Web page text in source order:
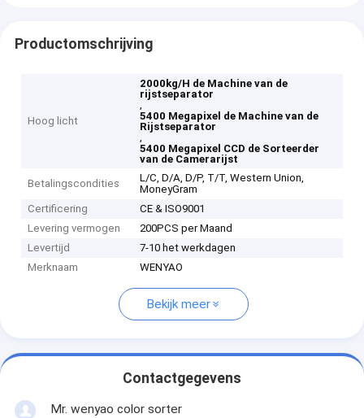
Productomschrijving
Hoog licht
2000kg/H de Machine van de
rijstseparator
,
5400 Megapixel de Machine van de
Rijstseparator
,
5400 Megapixel CCD de Sorteerder
van de Camerarijst
Betalingscondities
L/C, D/A, D/P, T/T, Western Union,
MoneyGram
Certificering
CE & ISO9001
Levering vermogen
200PCS per Maand
Levertijd
7-10 het werkdagen
Merknaam
WENYAO
Bekijk meer
Contactgegevens
Mr. wenyao color sorter